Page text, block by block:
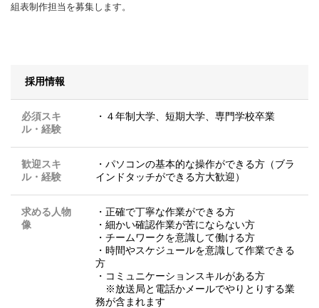
組表制作担当を募集します。
採用情報
必須スキ
ル・経験
・４年制大学、短期大学、専門学校卒業
歓迎スキ
ル・経験
・パソコンの基本的な操作ができる方（ブラ
インドタッチができる方大歓迎）
求める人物
像
・正確で丁寧な作業ができる方
・細かい確認作業が苦にならない方
・チームワークを意識して働ける方
・時間やスケジュールを意識して作業できる
方
・コミュニケーションスキルがある方
※放送局と電話かメールでやりとりする業
務が含まれます